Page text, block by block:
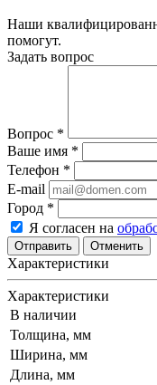
Наши
помогут.
Задать вопрос
Вопрос *
Ваше имя *
Телефон *
E-mail
Город *
Я согласен на
Отменить
Характеристики
Характеристики
В наличии
Толщина, мм
Ширина, мм
Длина, мм